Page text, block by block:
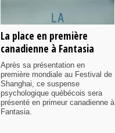
La place en première
canadienne à Fantasia
Après sa présentation en
première mondiale au Festival de
Shanghai, ce suspense
psychologique québécois sera
présenté en primeur canadienne à
Fantasia.